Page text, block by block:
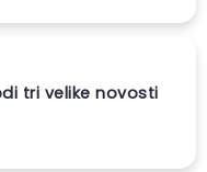
tri velike novosti